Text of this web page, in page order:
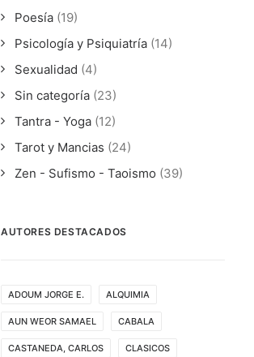
Poesía (19)
Psicología y Psiquiatría (14)
Sexualidad (4)
Sin categoría (23)
Tantra - Yoga (12)
Tarot y Mancias (24)
Zen - Sufismo - Taoismo (39)
AUTORES DESTACADOS
ADOUM JORGE E. ALQUIMIA
AUN WEOR SAMAEL CABALA
CASTANEDA, CARLOS CLASICOS